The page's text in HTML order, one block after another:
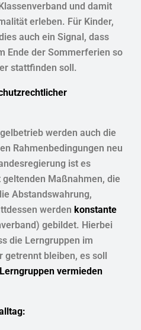
und damit
erleben. Für Kinder,
auch ein Signal, dass
Ende der Sommerferien so
stattfinden soll.
werden auch die
Rahmenbedingungen neu
ist es
Maßnahmen, die
Abstandswahrung,
werden konstante
gebildet. Hierbei
die Lerngruppen im
getrennt bleiben, es soll
vermieden